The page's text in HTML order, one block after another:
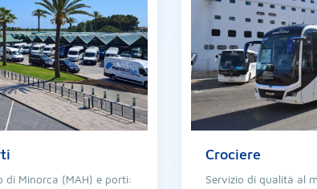
di Minorca (MAH) e porti:
Crociere
Servizio di qualità al